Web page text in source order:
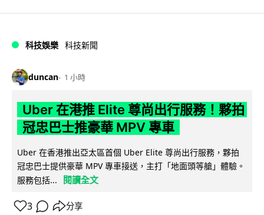
科技娛樂 科技新聞
duncan 1 小時
Uber 在港推 Elite 尊尚出行服務！夥拍
冠忠巴士推豪華 MPV 專車
Uber 在香港推出亞太區首個 Uber Elite 尊尚出行服務，夥拍
冠忠巴士提供豪華 MPV 專車接送，主打「地面頭等艙」體驗。
服務包括...
閱讀全文
3 分享